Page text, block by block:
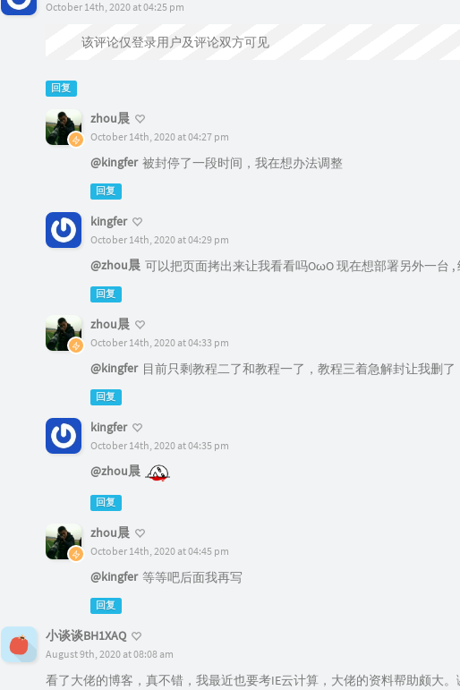
October 14th, 2020 at 04:25 pm
该评论仅登录用户及评论双方可见
回复
zhou晨
October 14th, 2020 at 04:27 pm
@kingfer 被封停了一段时间，我在想办法调整
回复
kingfer
October 14th, 2020 at 04:29 pm
@zhou晨 可以把页面拷出来让我看看吗OωO 现在想部署另外一台 ,
回复
zhou晨
October 14th, 2020 at 04:33 pm
@kingfer 目前只剩教程二了和教程一了，教程三着急解封让我删了
回复
kingfer
October 14th, 2020 at 04:35 pm
@zhou晨
回复
zhou晨
October 14th, 2020 at 04:45 pm
@kingfer 等等吧后面我再写
回复
小谈谈BH1XAQ
August 9th, 2020 at 08:08 am
看了大佬的博客，真不错，我最近也要考IE云计算，大佬的资料帮助颇大。